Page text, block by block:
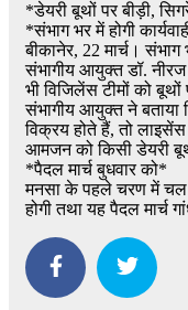
*डेयरी बूथों पर बीड़ी,
*संभाग भर में होगी
बीकानेर, 22 मार्च।
संभागीय आयुक्त डॉ. नीरज
भी विजिलेंस टीमों को
संभागीय आयुक्त ने बताया
विक्रय होते हैं, तो लाइसेंस
आमजन को किसी डेयरी बूथ
*पैदल मार्च बुधवार को*
मनसा के पहले चरण में चल
होगी तथा यह पैदल मार्च